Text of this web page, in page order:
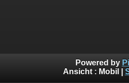
Powered by
Ansicht : Mobil